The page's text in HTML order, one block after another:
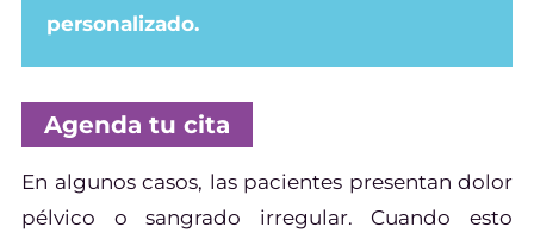
personalizado.
Agenda tu cita
En algunos casos, las pacientes presentan dolor
pélvico o sangrado irregular. Cuando esto